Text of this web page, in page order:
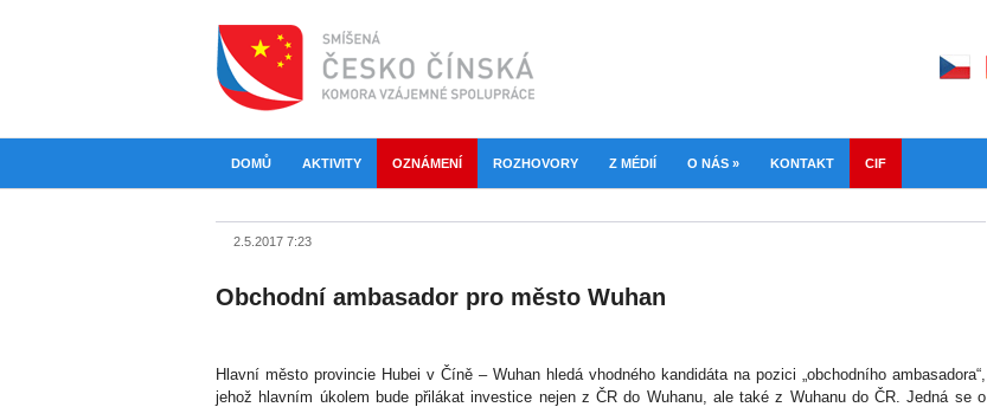
DOMŮ AKTIVITY OZNÁMENÍ ROZHOVORY Z MÉDIÍ O NÁS » KONTAKT CIF
2.5.2017 7:23
Obchodní ambasador pro město Wuhan
Hlavní město provincie Hubei v Číně – Wuhan hledá vhodného kandidáta na pozici „obchodního ambasadora“,
jehož hlavním úkolem bude přilákat investice nejen z ČR do Wuhanu, ale také z Wuhanu do ČR. Jedná se o